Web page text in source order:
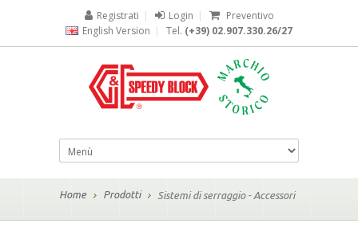
Registrati | Login |
Preventivo
English Version | Tel. (+39) 02.907.330.26/27
Home Prodotti Sistemi di serraggio - Accessori